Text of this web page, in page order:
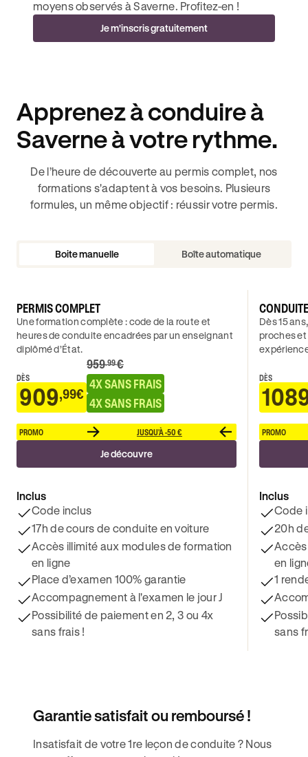
moyens observés à Saverne. Profitez-en !
Je m'inscris gratuitement
Apprenez à conduire à
Saverne à votre rythme.
De l’heure de découverte au permis complet, nos
formations s'adaptent à vos besoins. Plusieurs
formules, un même objectif : réussir votre permis.
Boite manuelle Boîte automatique
PERMIS COMPLET
Une formation complète : code de la route et
heures de conduite encadrées par un enseignant
diplômé d’État.
DÈS
909,99€
959 .99€
4X SANS FRAIS
4X SANS FRAIS
PROMO JUSQU'À -50 €
Je découvre
Inclus
Code inclus
17h de cours de conduite en voiture
Accès illimité aux modules de formation
en ligne
Place d’examen 100% garantie
Accompagnement à l'examen le jour J
Possibilité de paiement en 2, 3 ou 4x
sans frais !
Dès 15
proches
DÈS
PROMO
Inclus
Code
20h
en
1
sans
Garantie satisfait ou remboursé !
Insatisfait de votre 1re leçon de conduite ? Nous